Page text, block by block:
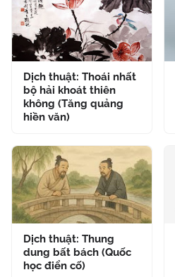
Dịch thuật: Thoái nhất
bộ hải khoát thiên
không (Tăng quảng
hiền văn)
Dịch thuật: Thung
dung bất bách (Quốc
học điển cố)